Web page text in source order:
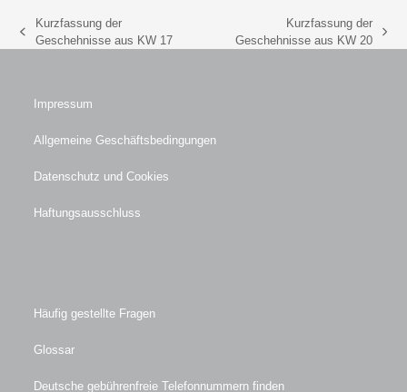
vorheriger
Kurzfassung der
Geschehnisse aus KW 17
Nächster
Kurzfassung der
Geschehnisse aus KW 20
Impressum
Allgemeine Geschäftsbedingungen
Datenschutz und Cookies
Haftungsausschluss
Häufig gestellte Fragen
Glossar
Deutsche gebührenfreie Telefonnummern finden